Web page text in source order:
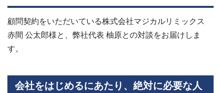
顧問契約をいただいている株式会社マジカルリミックス
赤間 公太郎様と、弊社代表 柚原との対談をお届けしま
す。
会社をはじめるにあたり、絶対に必要な人